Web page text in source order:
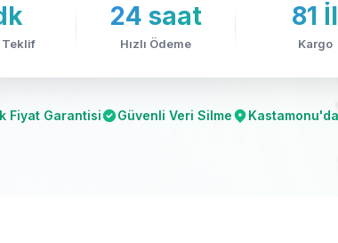
Teklif
24 saat
Hızlı Ödeme
81 İl
Kargo
Fiyat Garantisi Güvenli Veri Silme